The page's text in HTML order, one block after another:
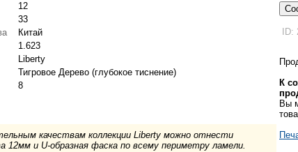
12
33
Китай
1.623
Liberty
Тигровое Дерево (глубокое тиснение)
8
качествам коллекции Liberty можно отнести
12мм и U-образная фаска по всему периметру ламели.
К
Вы